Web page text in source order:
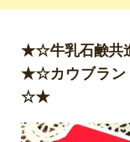
★☆牛乳石鹸共
★☆カウブラン
☆★